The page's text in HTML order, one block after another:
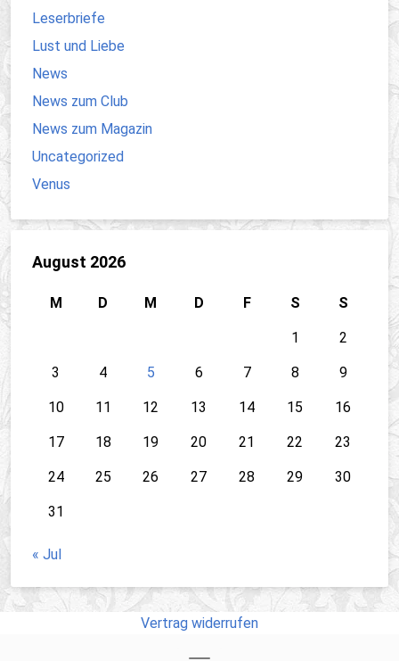
Leserbriefe
Lust und Liebe
News
News zum Club
News zum Magazin
Uncategorized
Venus
August 2026
M D M D F S S
1 2
3 4 5 6 7 8 9
10 11 12 13 14 15 16
17 18 19 20 21 22 23
24 25 26 27 28 29 30
31
« Jul
Vertrag widerrufen